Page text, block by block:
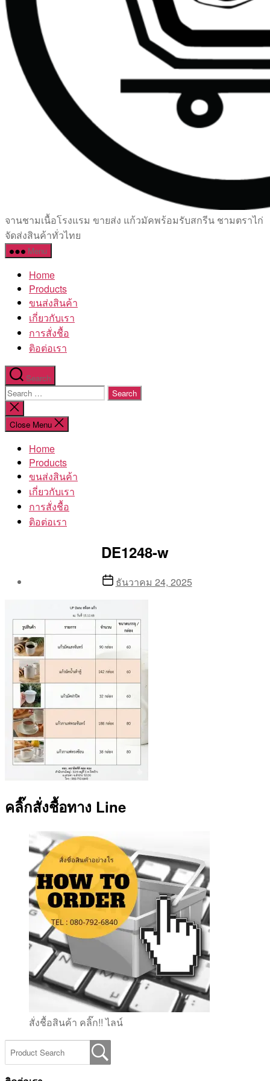
เซรามิค
ครบ
ครัน
โรงงาน
จานชามเนื้อโรงแรม ขายส่ง แก้วมัคพร้อมรับสกรีน ชามตราไก่
จัดส่งสินค้าทั่วไทย
Menu
Home
Products
ขนส่งสินค้า
เกี่ยวกับเรา
การสั่งชื้อ
ติอต่อเรา
Search
Search
for:
Close
search
Close Menu
Home
Products
ขนส่งสินค้า
เกี่ยวกับเรา
การสั่งชื้อ
ติอต่อเรา
DE1248-w
Postธันวาคม 24, 2025
คลิ๊กสั่งชื้อทาง Line
สั่งชื้อสินค้า คลิ๊ก!! ไลน์